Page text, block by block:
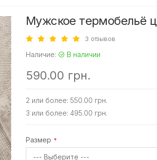
Мужское термобельё
3 отзывов
Наличие: В наличии
590.00 грн.
2 или более: 550.00 грн.
3 или более: 495.00 грн.
Размер